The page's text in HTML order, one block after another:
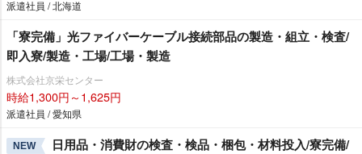
派遣社員 / 北海道
「寮完備」光ファイバーケーブル接続部品の製造・組立・検査/
即入寮/製造・工場/工場・製造
株式会社京栄センター
時給1,300円～1,625円
派遣社員 / 愛知県
NEW
日用品・消費財の検査・検品・梱包・材料投入/寮完備/